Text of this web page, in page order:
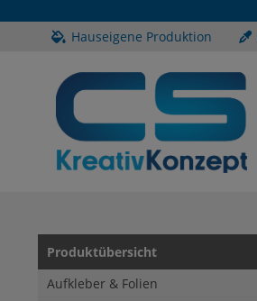
Hauseigene Produktion
Produktübersicht
Aufkleber & Folien